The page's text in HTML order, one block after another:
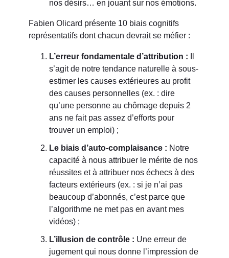
nos désirs… en jouant sur nos émotions.
Fabien Olicard présente 10 biais cognitifs
représentatifs dont chacun devrait se méfier :
L’erreur fondamentale d’attribution : Il
s’agit de notre tendance naturelle à sous-
estimer les causes extérieures au profit
des causes personnelles (ex. : dire
qu’une personne au chômage depuis 2
ans ne fait pas assez d’efforts pour
trouver un emploi) ;
Le biais d’auto-complaisance : Notre
capacité à nous attribuer le mérite de nos
réussites et à attribuer nos échecs à des
facteurs extérieurs (ex. : si je n’ai pas
beaucoup d’abonnés, c’est parce que
l’algorithme ne met pas en avant mes
vidéos) ;
L’illusion de contrôle : Une erreur de
jugement qui nous donne l’impression de